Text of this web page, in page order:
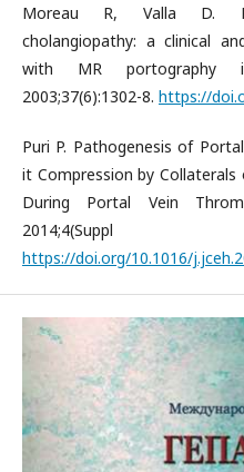
Moreau R, Valla D.
cholangiopathy: a clinical
with MR portography
2003;37(6):1302-8. https://
Puri P. Pathogenesis of
it Compression by
During Portal Vein
https://doi.org/10.1016/